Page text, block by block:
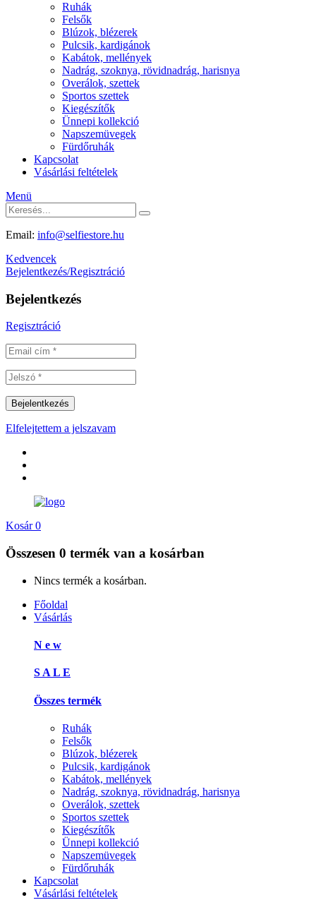
Ruhák
Felsők
Blúzok, blézerek
Pulcsik, kardigánok
Kabátok, mellények
Nadrág, szoknya, rövidnadrág, harisnya
Overálok, szettek
Sportos szettek
Kiegészítők
Ünnepi kollekció
Napszemüvegek
Fürdőruhák
Kapcsolat
Vásárlási feltételek
Menü
Email: info@selfiestore.hu
Kedvencek
Bejelentkezés/Regisztráció
Bejelentkezés
Regisztráció
Elfelejtettem a jelszavam
Kosár 0
Összesen 0 termék van a kosárban
Nincs termék a kosárban.
Főoldal
Vásárlás
N e w
S A L E
Összes termék
Ruhák
Felsők
Blúzok, blézerek
Pulcsik, kardigánok
Kabátok, mellények
Nadrág, szoknya, rövidnadrág, harisnya
Overálok, szettek
Sportos szettek
Kiegészítők
Ünnepi kollekció
Napszemüvegek
Fürdőruhák
Kapcsolat
Vásárlási feltételek